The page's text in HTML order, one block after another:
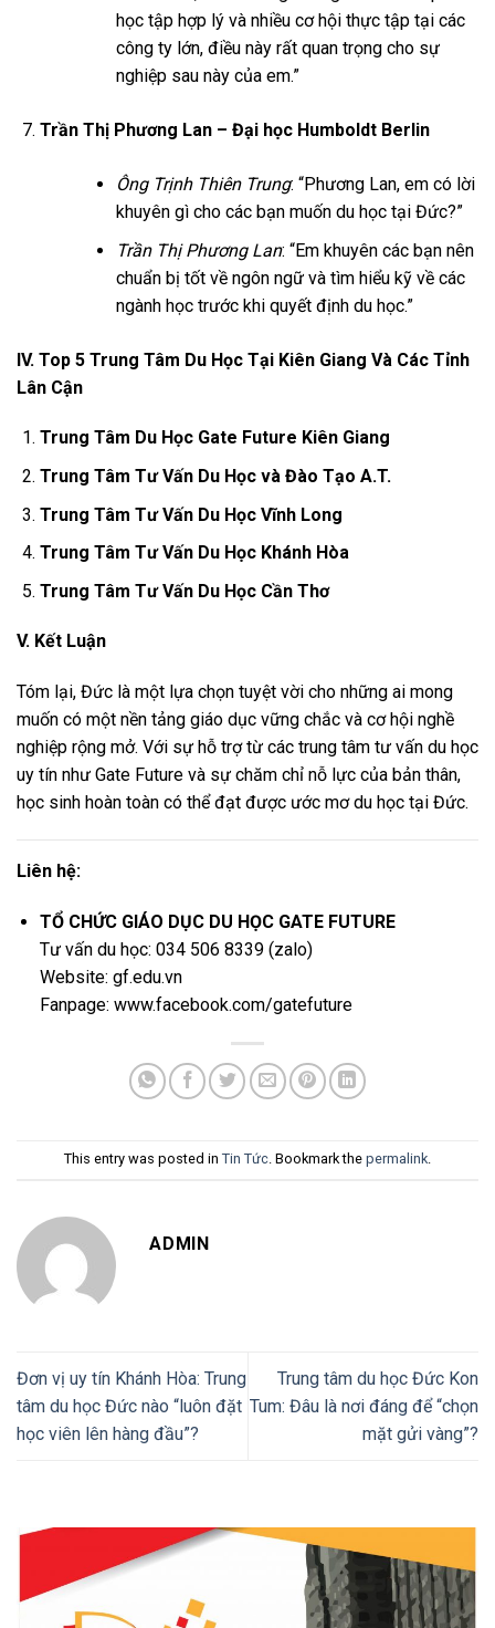
học tập hợp lý và nhiều cơ hội thực tập tại các
công ty lớn, điều này rất quan trọng cho sự
nghiệp sau này của em.”
Trần Thị Phương Lan – Đại học Humboldt Berlin
Ông Trịnh Thiên Trung: “Phương Lan, em có lời
khuyên gì cho các bạn muốn du học tại Đức?”
Trần Thị Phương Lan: “Em khuyên các bạn nên
chuẩn bị tốt về ngôn ngữ và tìm hiểu kỹ về các
ngành học trước khi quyết định du học.”
IV. Top 5 Trung Tâm Du Học Tại Kiên Giang Và Các Tỉnh
Lân Cận
Trung Tâm Du Học Gate Future Kiên Giang
Trung Tâm Tư Vấn Du Học và Đào Tạo A.T.
Trung Tâm Tư Vấn Du Học Vĩnh Long
Trung Tâm Tư Vấn Du Học Khánh Hòa
Trung Tâm Tư Vấn Du Học Cần Thơ
V. Kết Luận
Tóm lại, Đức là một lựa chọn tuyệt vời cho những ai mong
muốn có một nền tảng giáo dục vững chắc và cơ hội nghề
nghiệp rộng mở. Với sự hỗ trợ từ các trung tâm tư vấn du học
uy tín như Gate Future và sự chăm chỉ nỗ lực của bản thân,
học sinh hoàn toàn có thể đạt được ước mơ du học tại Đức.
Liên hệ:
TỔ CHỨC GIÁO DỤC DU HỌC GATE FUTURE
Tư vấn du học: 034 506 8339 (zalo)
Website: gf.edu.vn
Fanpage: www.facebook.com/gatefuture
This entry was posted in Tin Tức. Bookmark the permalink.
ADMIN
Đơn vị uy tín Khánh Hòa: Trung
tâm du học Đức nào “luôn đặt
học viên lên hàng đầu”?
Trung tâm du học Đức Kon
Tum: Đâu là nơi đáng để “chọn
mặt gửi vàng”?